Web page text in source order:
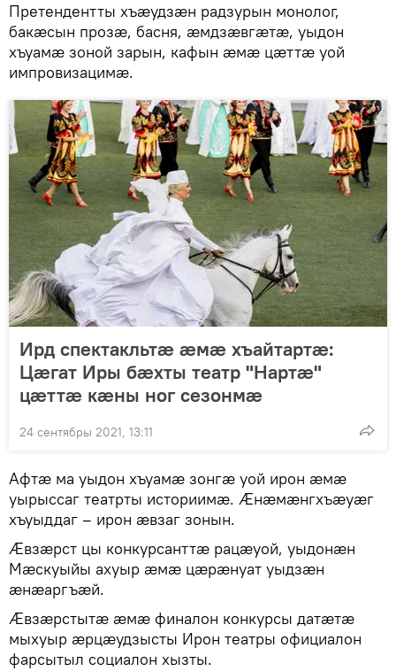
Претендентты хъӕудзӕн радзурын монолог,
бакӕсын прозӕ, басня, ӕмдзӕвгӕтӕ, уыдон
хъуамӕ зоной зарын, кафын ӕмӕ цӕттӕ уой
импровизацимӕ.
Ирд спектакльтӕ ӕмӕ хъайтартӕ:
Цӕгат Иры бӕхты театр "Нартӕ"
цӕттӕ кӕны ног сезонмӕ
24 сентябры 2021, 13:11
Афтӕ ма уыдон хъуамӕ зонгӕ уой ирон ӕмӕ
уырыссаг театрты историимӕ. Ӕнӕмӕнгхъӕуӕг
хъуыддаг – ирон ӕвзаг зонын.
Ӕвзӕрст цы конкурсанттӕ рацӕуой, уыдонӕн
Мӕскуыйы ахуыр ӕмӕ цӕрӕнуат уыдзӕн
ӕнӕаргъӕй.
Ӕвзӕрстытӕ ӕмӕ финалон конкурсы датӕтӕ
мыхуыр ӕрцӕудзысты Ирон театры официалон
фарсытыл социалон хызты.